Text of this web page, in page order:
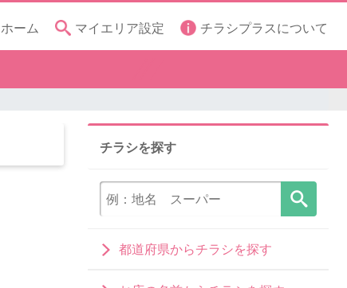
ホーム マイエリア設定 チラシプラスについて
チラシを探す
都道府県からチラシを探す